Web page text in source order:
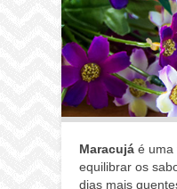
Maracujáé uma
equilibrar os
dias mais